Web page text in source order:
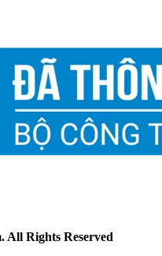
All Rights Reserved